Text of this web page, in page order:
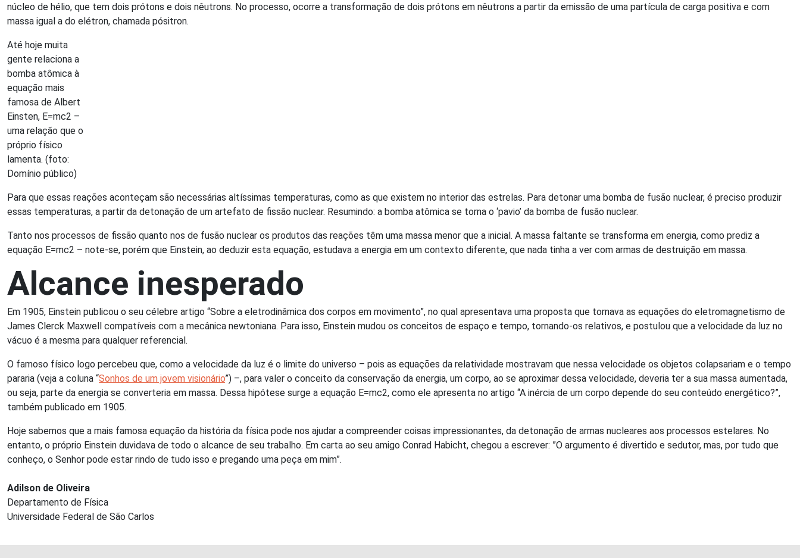
núcleo de hélio, que tem dois prótons e dois nêutrons. No processo, ocorre a transformação de dois prótons em nêutrons a partir da emissão de uma partícula de carga positiva e com
massa igual a do elétron, chamada pósitron.
Até hoje muita
gente relaciona a
bomba atômica à
equação mais
famosa de Albert
Einsten, E=mc2 –
uma relação que o
próprio físico
lamenta. (foto:
Domínio público)
Para que essas reações aconteçam são necessárias altíssimas temperaturas, como as que existem no interior das estrelas. Para detonar uma bomba de fusão nuclear, é preciso produzir
essas temperaturas, a partir da detonação de um artefato de fissão nuclear. Resumindo: a bomba atômica se torna o ‘pavio’ da bomba de fusão nuclear.
Tanto nos processos de fissão quanto nos de fusão nuclear os produtos das reações têm uma massa menor que a inicial. A massa faltante se transforma em energia, como prediz a
equação E=mc2 – note-se, porém que Einstein, ao deduzir esta equação, estudava a energia em um contexto diferente, que nada tinha a ver com armas de destruição em massa.
Alcance inesperado
Em 1905, Einstein publicou o seu célebre artigo “Sobre a eletrodinâmica dos corpos em movimento”, no qual apresentava uma proposta que tornava as equações do eletromagnetismo de
James Clerck Maxwell compatíveis com a mecânica newtoniana. Para isso, Einstein mudou os conceitos de espaço e tempo, tornando-os relativos, e postulou que a velocidade da luz no
vácuo é a mesma para qualquer referencial.
O famoso físico logo percebeu que, como a velocidade da luz é o limite do universo – pois as equações da relatividade mostravam que nessa velocidade os objetos colapsariam e o tempo
pararia (veja a coluna “Sonhos de um jovem visionário”) –, para valer o conceito da conservação da energia, um corpo, ao se aproximar dessa velocidade, deveria ter a sua massa aumentada,
ou seja, parte da energia se converteria em massa. Dessa hipótese surge a equação E=mc2, como ele apresenta no artigo “A inércia de um corpo depende do seu conteúdo energético?”,
também publicado em 1905.
Hoje sabemos que a mais famosa equação da história da física pode nos ajudar a compreender coisas impressionantes, da detonação de armas nucleares aos processos estelares. No
entanto, o próprio Einstein duvidava de todo o alcance de seu trabalho. Em carta ao seu amigo Conrad Habicht, chegou a escrever: ”O argumento é divertido e sedutor, mas, por tudo que
conheço, o Senhor pode estar rindo de tudo isso e pregando uma peça em mim”.
Adilson de Oliveira
Departamento de Física
Universidade Federal de São Carlos